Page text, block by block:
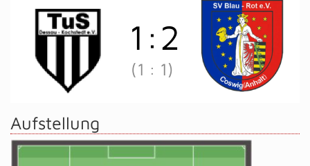
1 : 2
(1 : 1)
Aufstellung